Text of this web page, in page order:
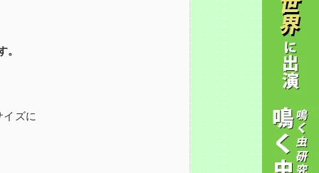
ズに